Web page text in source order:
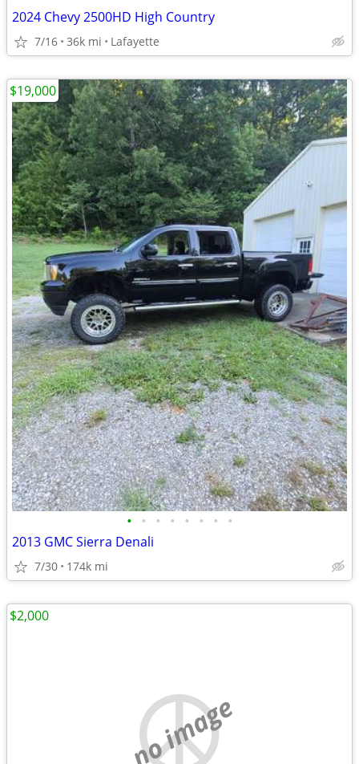
2024 Chevy 2500HD High Country
7/16 36k mi Lafayette
• • • • • • • •
2013 GMC Sierra Denali
7/30 174k mi
$19,000
no image
$2,000